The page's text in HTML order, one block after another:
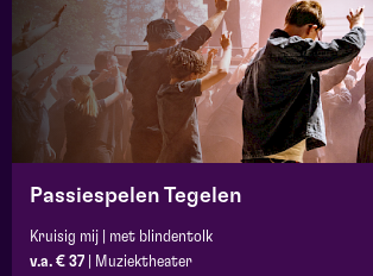
Passiespelen Tegelen
Kruisig mij | met blindentolk
v.a. € 37
Muziektheater